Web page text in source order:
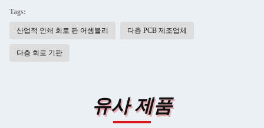
Tags:
산업적 인쇄 회로 판 어셈블리 다층 PCB 제조업체
다층 회로 기판
유사 제품